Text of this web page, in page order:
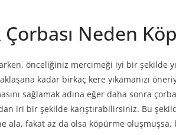
Neden
önceliğiniz mercimeği iyi bir şekilde
kadar birkaç kere yıkamanızı
sağlamak adına eğer daha sonra
iri bir şekilde karıştırabilirsiniz. Bu
ala, fakat az da olsa köpürme